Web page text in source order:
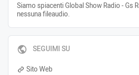
Siamo spiacenti Global Show Radio - Gs
nessuna fileaudio.
SEGUIMI SU
Sito Web